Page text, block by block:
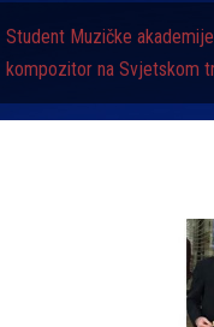
Student Muzičke
kompozitor na Svjetskom